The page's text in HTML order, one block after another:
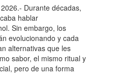
Durante décadas,
hablar
Sin embargo, los
evolucionando y cada
alternativas que les
sabor, el mismo ritual y
pero de una forma